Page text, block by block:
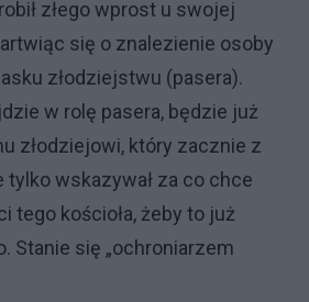
złego wprost u swojej
się o znalezienie osoby
złodziejstwu (pasera).
w rolę pasera, będzie już
złodziejowi, który zacznie z
tylko wskazywał za co chce
tego kościoła, żeby to już
Stanie się „ochroniarzem